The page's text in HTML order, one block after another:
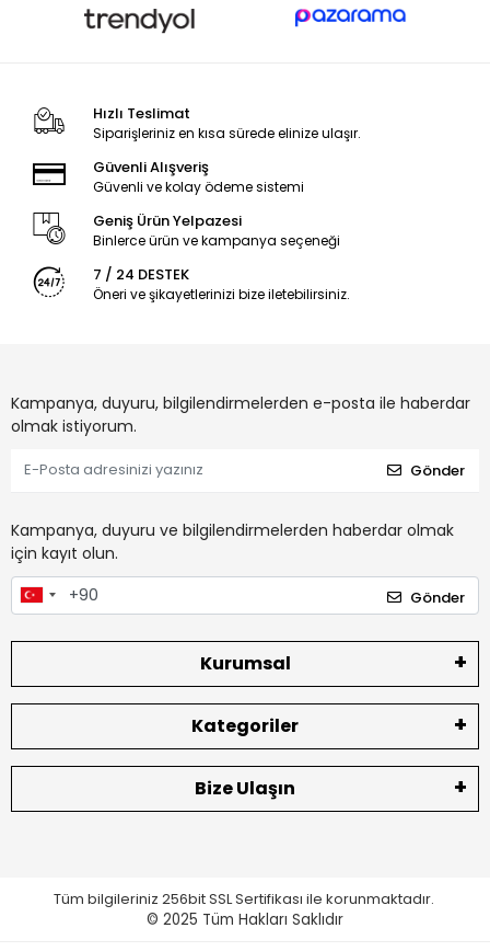
Hızlı Teslimat
Siparişleriniz en kısa sürede elinize ulaşır.
Güvenli Alışveriş
Güvenli ve kolay ödeme sistemi
Geniş Ürün Yelpazesi
Binlerce ürün ve kampanya seçeneği
7 / 24 DESTEK
Öneri ve şikayetlerinizi bize iletebilirsiniz.
Kampanya, duyuru, bilgilendirmelerden e-posta ile haberdar
olmak istiyorum.
Gönder
Kampanya, duyuru ve bilgilendirmelerden haberdar olmak
için kayıt olun.
Gönder
Kurumsal
Kategoriler
Bize Ulaşın
Tüm bilgileriniz 256bit SSL Sertifikası ile korunmaktadır.
© 2025 Tüm Hakları Saklıdır